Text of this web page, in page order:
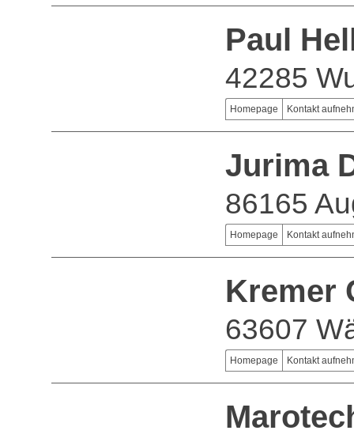
Paul
42285
Homepage Kontakt
Jurima
86165
Homepage Kontakt
Kremer
63607
Homepage Kontakt